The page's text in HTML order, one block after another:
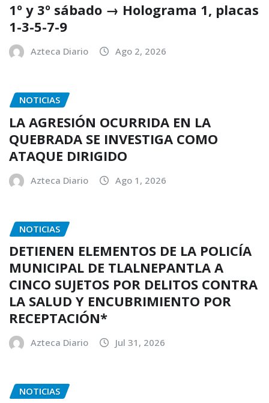
1º y 3º sábado → Holograma 1, placas
1-3-5-7-9
Azteca Diario Ago 2, 2026
NOTICIAS
LA AGRESIÓN OCURRIDA EN LA
QUEBRADA SE INVESTIGA COMO
ATAQUE DIRIGIDO
Azteca Diario Ago 1, 2026
NOTICIAS
DETIENEN ELEMENTOS DE LA POLICÍA
MUNICIPAL DE TLALNEPANTLA A
CINCO SUJETOS POR DELITOS CONTRA
LA SALUD Y ENCUBRIMIENTO POR
RECEPTACIÓN*
Azteca Diario Jul 31, 2026
NOTICIAS